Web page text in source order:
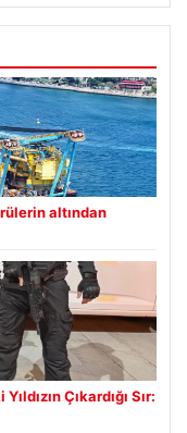
altından
Çıkardığı Sır: